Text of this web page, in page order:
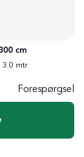
cm
3.0 mtr
Forespørgsel